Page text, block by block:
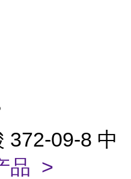
372-09-8 中
品 >